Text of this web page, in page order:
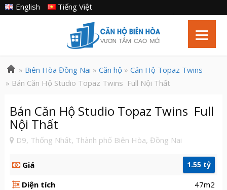
Tiếng Việt
English
» Biên Hòa Đồng Nai » Căn hộ» Căn Hộ Topaz Twins
» Bán Căn Hộ Studio Topaz Twins Full Nội Thất
Bán Căn Hộ Studio Topaz Twins Full
Nội Thất
D9, Thống Nhất, Thành phố Biên Hòa, Đồng Nai
Giá 1.55 tỷ
Diện tích
47m2